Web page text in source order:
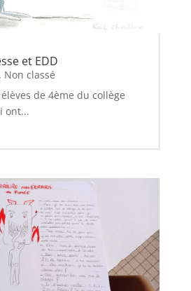
et EDD
, Non classé
de 4ème du collège
ont...